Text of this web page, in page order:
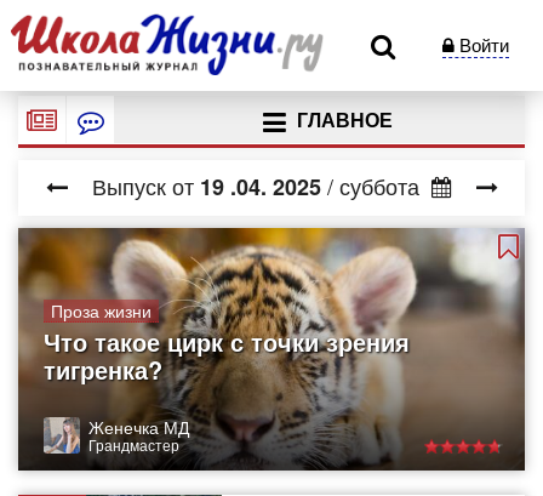
Войти
ГЛАВНОЕ
Выпуск от 19 .04. 2025 / суббота
Проза жизни
Что такое цирк с точки зрения
тигренка?
Женечка МД
Грандмастер